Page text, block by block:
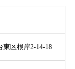
東区根岸2-14-18